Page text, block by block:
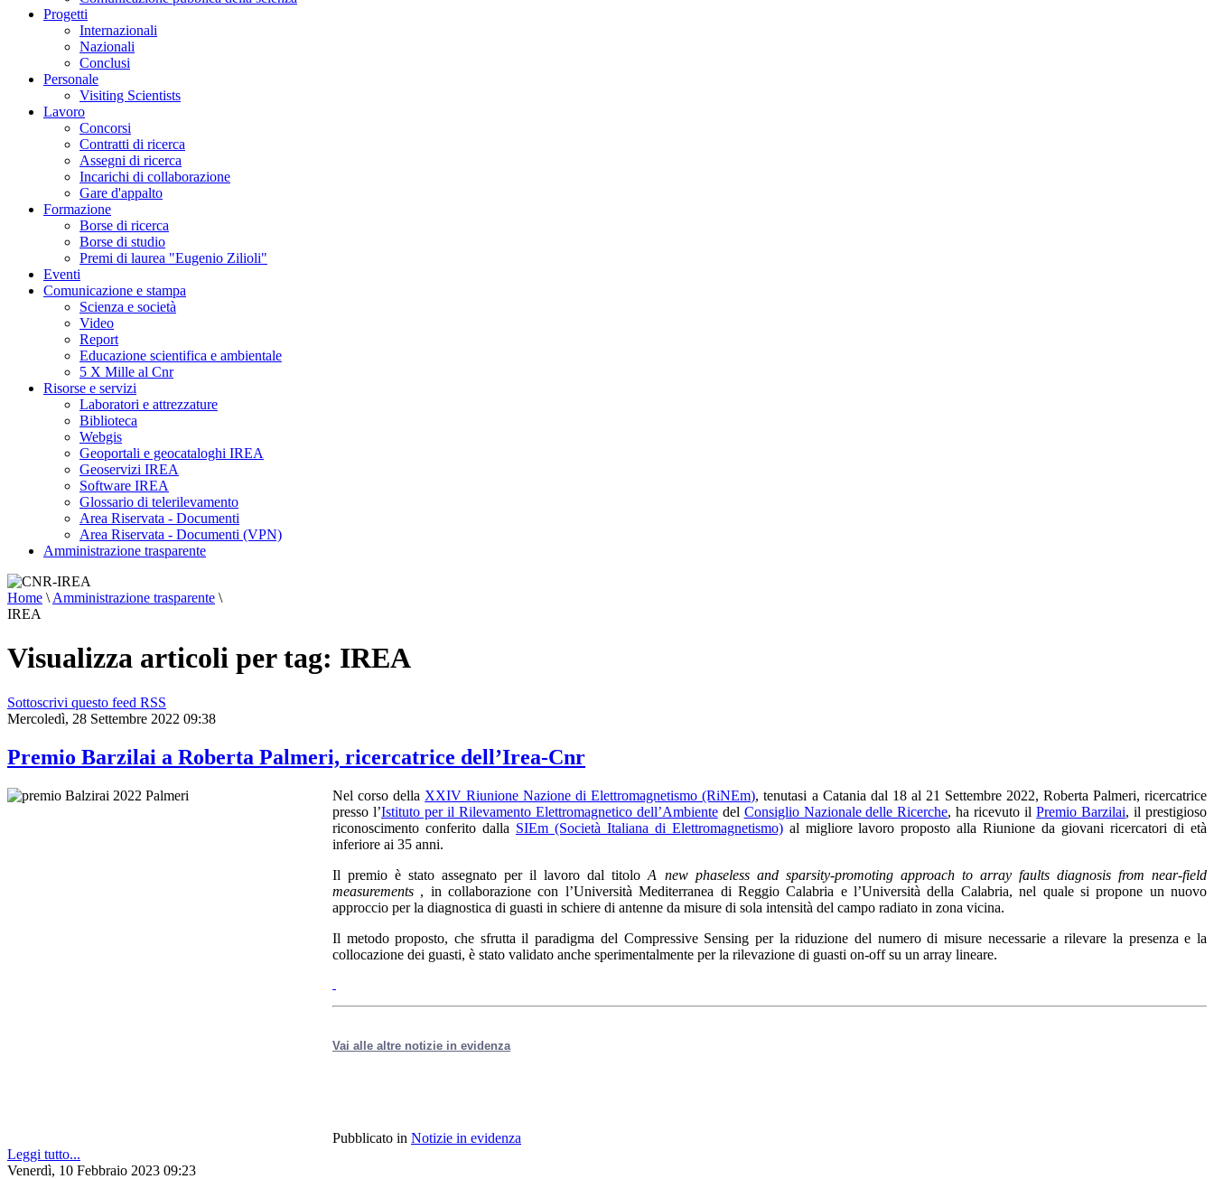
Progetti
Internazionali
Nazionali
Conclusi
Personale
Visiting Scientists
Lavoro
Concorsi
Contratti di ricerca
Assegni di ricerca
Incarichi di collaborazione
Gare d'appalto
Formazione
Borse di ricerca
Borse di studio
Premi di laurea "Eugenio Zilioli"
Eventi
Comunicazione e stampa
Scienza e società
Video
Report
Educazione scientifica e ambientale
5 X Mille al Cnr
Risorse e servizi
Laboratori e attrezzature
Biblioteca
Webgis
Geoportali e geocataloghi IREA
Geoservizi IREA
Software IREA
Glossario di telerilevamento
Area Riservata - Documenti
Area Riservata - Documenti (VPN)
Amministrazione trasparente
Home \ Amministrazione trasparente \
IREA
Visualizza articoli per tag: IREA
Sottoscrivi questo feed RSS
Mercoledì, 28 Settembre 2022 09:38
Premio Barzilai a Roberta Palmeri, ricercatrice dell’Irea-Cnr
Nel corso della XXIV Riunione Nazione di Elettromagnetismo (RiNEm), tenutasi a Catania dal 18 al 21 Settembre 2022, Roberta Palmeri, ricercatrice
presso l’Istituto per il Rilevamento Elettromagnetico dell’Ambientedel Consiglio Nazionale delle Ricerche, ha ricevuto ilPremio Barzilai, il prestigioso
riconoscimento conferito dalla SIEm (Società Italiana di Elettromagnetismo)al migliore lavoro proposto alla Riunione da giovani ricercatori di età
inferiore ai 35 anni.
Il premio è stato assegnato per il lavoro dal titoloA new phaseless and sparsity-promoting approach to array faults diagnosis from near-field
measurements , in collaborazione con l’Università Mediterranea di Reggio Calabria e l’Università della Calabria, nel quale si propone un nuovo
approccio per la diagnostica di guasti in schiere di antenne da misure di sola intensità del campo radiato in zona vicina.
Il metodo proposto, che sfrutta il paradigma del Compressive Sensing per la riduzione del numero di misure necessarie a rilevare la presenza e la
collocazione dei guasti, è stato validato anche sperimentalmente per la rilevazione di guasti on-off su un array lineare.
Vai alle altre notizie in evidenza
Pubblicato in Notizie in evidenza
Leggi tutto...
Venerdì, 10 Febbraio 2023 09:23